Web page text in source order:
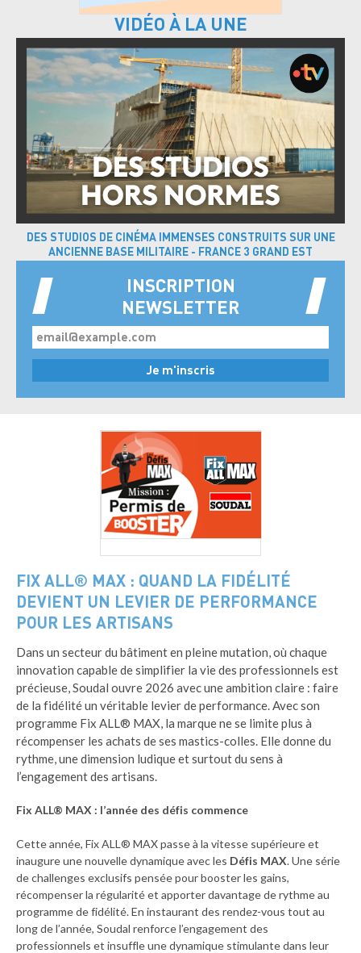
VIDÉO À LA UNE
DES STUDIOS DE CINÉMA IMMENSES CONSTRUITS SUR UNE
ANCIENNE BASE MILITAIRE - FRANCE 3 GRAND EST
INSCRIPTION
NEWSLETTER
FIX ALL® MAX : QUAND LA FIDÉLITÉ
DEVIENT UN LEVIER DE PERFORMANCE
POUR LES ARTISANS
Dans un secteur du bâtiment en pleine mutation, où chaque
innovation capable de simplifier la vie des professionnels est
précieuse, Soudal ouvre 2026 avec une ambition claire : faire
de la fidélité un véritable levier de performance. Avec son
programme Fix ALL® MAX, la marque ne se limite plus à
récompenser les achats de ses mastics-colles. Elle donne du
rythme, une dimension ludique et surtout du sens à
l’engagement des artisans.
Fix ALL® MAX : l’année des défis commence
Cette année, Fix ALL® MAX passe à la vitesse supérieure et
inaugure une nouvelle dynamique avec les Défis MAX. Une série
de challenges exclusifs pensée pour booster les gains,
récompenser la régularité et apporter davantage de rythme au
programme de fidélité. En instaurant des rendez-vous tout au
long de l’année, Soudal renforce l’engagement des
professionnels et insuffle une dynamique stimulante dans leur